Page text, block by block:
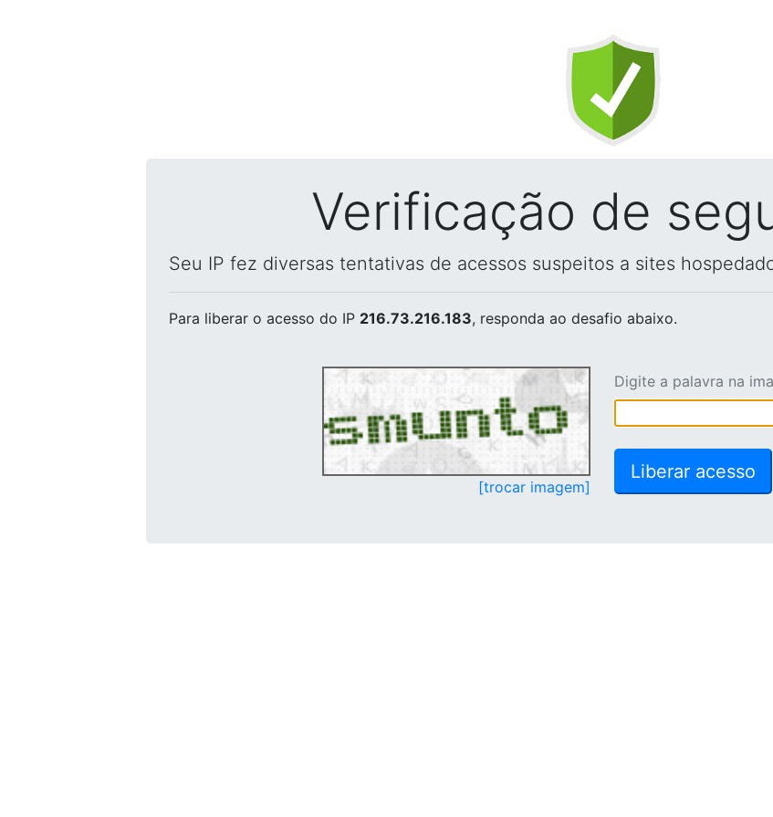
Verificação de
Seu IP fez diversas tentativas de acessos suspeitos a sites
Para liberar o acesso do IP 216.73.216.183, responda ao desafio abaixo.
[trocar imagem]
Digite a palavra na